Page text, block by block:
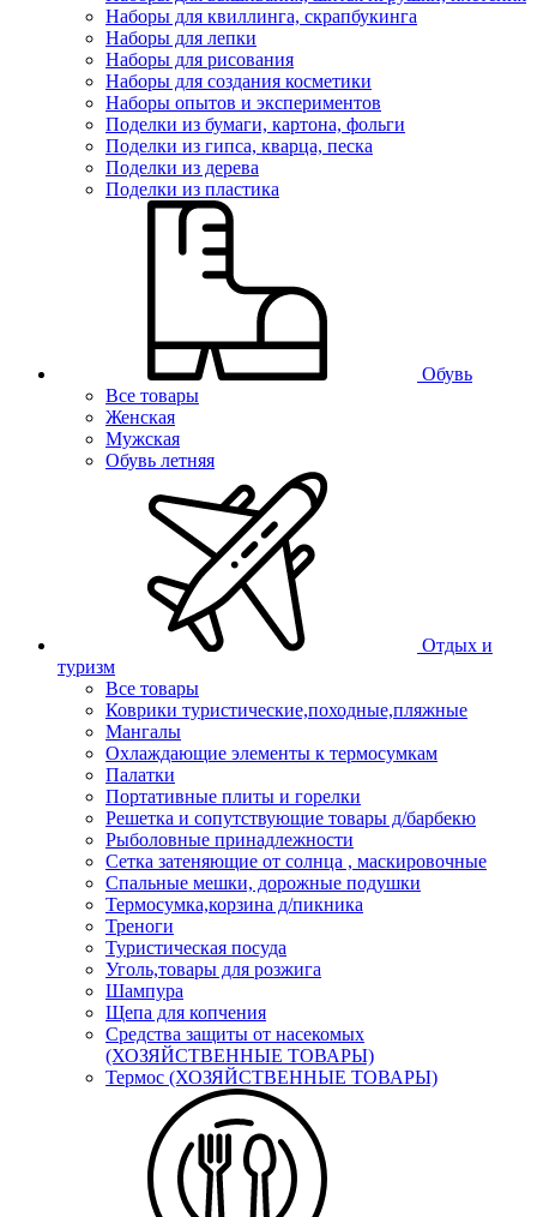
Наборы для квиллинга, скрапбукинга
Наборы для лепки
Наборы для рисования
Наборы для создания косметики
Наборы опытов и экспериментов
Поделки из бумаги, картона, фольги
Поделки из гипса, кварца, песка
Поделки из дерева
Поделки из пластика
Обувь
Все товары
Женская
Мужская
Обувь летняя
Отдых и
туризм
Все товары
Коврики туристические,походные,пляжные
Мангалы
Охлаждающие элементы к термосумкам
Палатки
Портативные плиты и горелки
Решетка и сопутствующие товары д/барбекю
Рыболовные принадлежности
Сетка затеняющие от солнца , маскировочные
Спальные мешки, дорожные подушки
Термосумка,корзина д/пикника
Треноги
Туристическая посуда
Уголь,товары для розжига
Шампура
Щепа для копчения
Средства защиты от насекомых
(ХОЗЯЙСТВЕННЫЕ ТОВАРЫ)
Термос (ХОЗЯЙСТВЕННЫЕ ТОВАРЫ)